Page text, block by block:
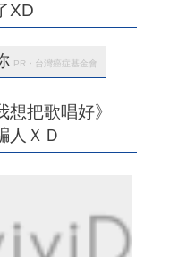
XD
PR・台灣癌症基金會
想把歌唱好》
人ＸＤ